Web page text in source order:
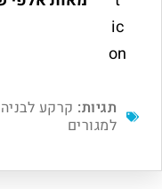
תגיות: קרקע לבניה
למגורים